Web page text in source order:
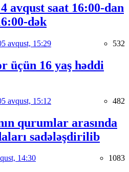
avqust saat 16:00-dan
dək
avqust, 15:29 532
üçün 16 yaş həddi
avqust, 15:12 482
qurumlar arasında
sadələşdirilib
14:30 1083